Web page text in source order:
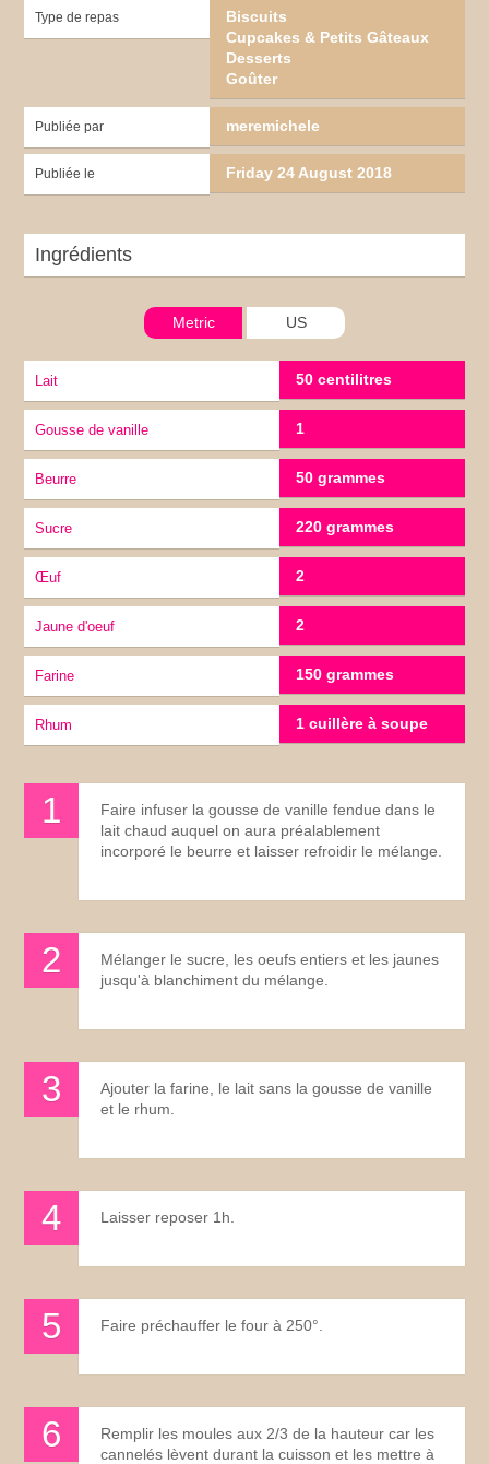
Type de repas
Biscuits
Cupcakes & Petits Gâteaux
Desserts
Goûter
Publiée par meremichele
Publiée le Friday 24 August 2018
Ingrédients
Metric US
lait 50 centilitres
gousse de vanille 1
Beurre 50 grammes
Sucre 220 grammes
œuf 2
jaune d'oeuf 2
Farine 150 grammes
Rhum 1 cuillère à soupe
Faire infuser la gousse de vanille fendue dans le
lait chaud auquel on aura préalablement
incorporé le beurre et laisser refroidir le mélange.
Mélanger le sucre, les oeufs entiers et les jaunes
jusqu'à blanchiment du mélange.
Ajouter la farine, le lait sans la gousse de vanille
et le rhum.
Laisser reposer 1h.
Faire préchauffer le four à 250°.
Remplir les moules aux 2/3 de la hauteur car les
cannelés lèvent durant la cuisson et les mettre à